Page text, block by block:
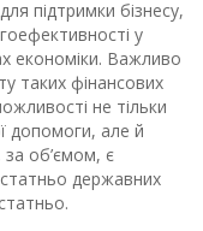
підтримки бізнесу,
у
економіки. Важливо
таких фінансових
не тільки
допомоги, але й
за об’ємом, є
державних